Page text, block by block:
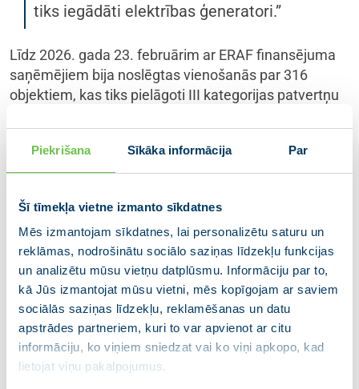
Piekrišana Sīkāka informācija Par
Šī tīmekļa vietne izmanto sīkdatnes
Mēs izmantojam sīkdatnes, lai personalizētu saturu un
reklāmas, nodrošinātu sociālo saziņas līdzekļu funkcijas
un analizētu mūsu vietņu datplūsmu. Informāciju par to,
kā Jūs izmantojat mūsu vietni, mēs kopīgojam ar saviem
sociālās saziņas līdzekļu, reklamēšanas un datu
apstrādes partneriem, kuri to var apvienot ar citu
informāciju, ko viņiem sniedzat vai ko viņi apkopo, kad
lietojat viņu pakalpojumus.
tiks iegādāti elektrības ģeneratori.”
Līdz 2026. gada 23. februārim ar ERAF finansējuma
saņēmējiem bija noslēgtas vienošanās par 316
objektiem, kas tiks pielāgoti III kategorijas patvertņu
Iekšlietu ministrija prognozē, ka atsevišķas
kapitālsabiedrības nesasniegs paredzēto ERAF
finansējuma mērķi – izveidoto vai pielāgojamo
patvertņu skaitu, neizlietojot ERAF finansējumu
aptuveni 1,2 miljonu eiro apmērā. Lai finansējumu
izmantotu mērķtiecīgi civilās aizsardzības
stiprināšanai, Iekšlietu ministrija aktualizēs patvertņu
pielāgošanai un aprīkošanai paredzēto objektu
sarakstu un piedāvās pārdalīt ERAF finansējumu.
Plānots, ka projektu iesniegumu atlases otrais